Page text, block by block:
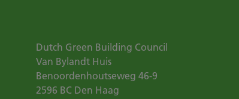
Dutch Green Building Council
Van Bylandt Huis
Benoordenhoutseweg 46-9
2596 BC Den Haag